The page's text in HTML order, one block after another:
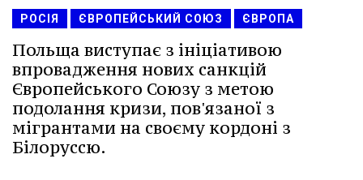
РОСІЯ ЄВРОПЕЙСЬКИЙ СОЮЗ ЄВРОПА
Польща виступає з ініціативою
впровадження нових санкцій
Європейського Союзу з метою
подолання кризи, пов'язаної з
мігрантами на своєму кордоні з
Білоруссю.